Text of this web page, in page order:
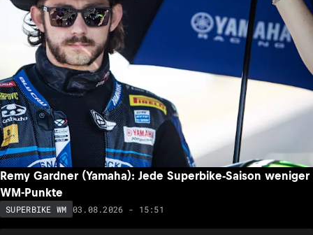
Remy Gardner (Yamaha): Jede Superbike-Saison weniger
WM-Punkte
SUPERBIKE WM 03.08.2026 - 15:51